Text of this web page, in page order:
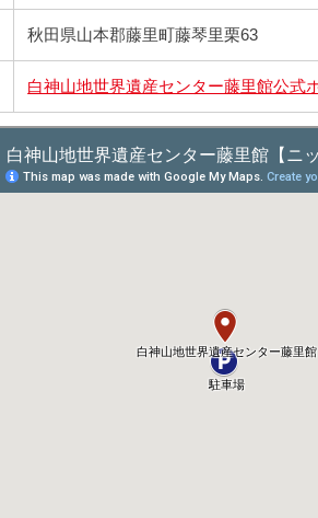
秋田県山本郡藤里町藤琴里栗63
白神山地世界遺産センター藤里館公式